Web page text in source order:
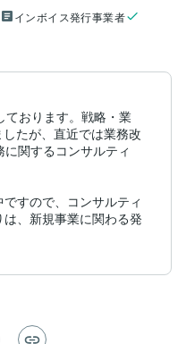
インボイス発行事業者
ております。戦略・業
たが、直近では業務改
関するコンサルティ
すので、コンサルティ
、新規事業に関わる発